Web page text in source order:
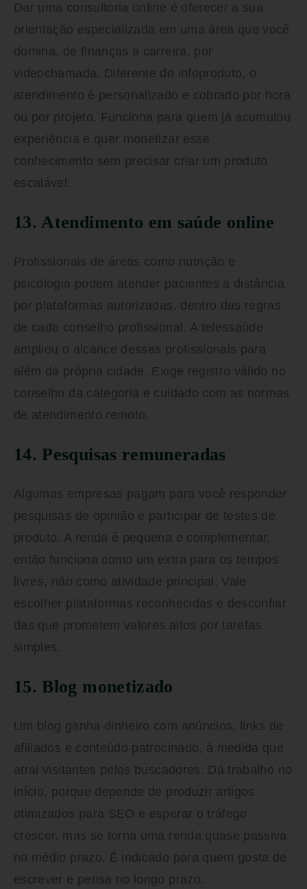
Dar uma consultoria online é oferecer a sua
orientação especializada em uma área que você
domina, de finanças a carreira, por
videochamada. Diferente do infoproduto, o
atendimento é personalizado e cobrado por hora
ou por projeto. Funciona para quem já acumulou
experiência e quer monetizar esse
conhecimento sem precisar criar um produto
escalável.
13. Atendimento em saúde online
Profissionais de áreas como nutrição e
psicologia podem atender pacientes a distância
por plataformas autorizadas, dentro das regras
de cada conselho profissional. A telessaúde
ampliou o alcance desses profissionais para
além da própria cidade. Exige registro válido no
conselho da categoria e cuidado com as normas
de atendimento remoto.
14. Pesquisas remuneradas
Algumas empresas pagam para você responder
pesquisas de opinião e participar de testes de
produto. A renda é pequena e complementar,
então funciona como um extra para os tempos
livres, não como atividade principal. Vale
escolher plataformas reconhecidas e desconfiar
das que prometem valores altos por tarefas
simples.
15. Blog monetizado
Um blog ganha dinheiro com anúncios, links de
afiliados e conteúdo patrocinado, à medida que
atrai visitantes pelos buscadores. Dá trabalho no
início, porque depende de produzir artigos
otimizados para SEO e esperar o tráfego
crescer, mas se torna uma renda quase passiva
no médio prazo. É indicado para quem gosta de
escrever e pensa no longo prazo.